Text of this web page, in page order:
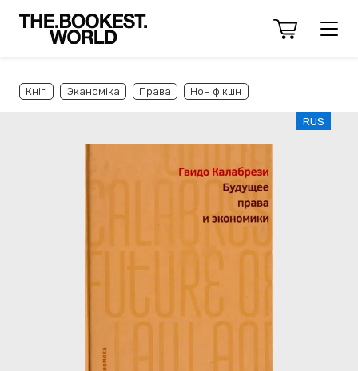
Кнігі Эканоміка Права Нон фікшн
RUS